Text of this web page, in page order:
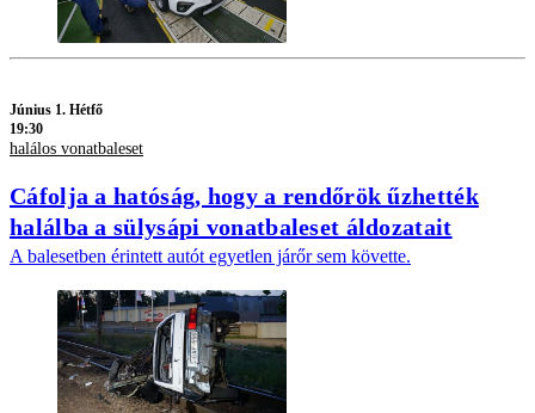
Június 1. Hétfő
19:30
halálos vonatbaleset
Cáfolja a hatóság, hogy a rendőrök űzhették
halálba a sülysápi vonatbaleset áldozatait
A balesetben érintett autót egyetlen járőr sem követte.